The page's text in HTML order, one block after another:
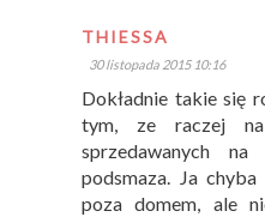
THIESSA
30 listopada 2015 10:16
Dokładnie takie się
tym, ze raczej
sprzedawanych
podsmaza. Ja
poza domem, ale